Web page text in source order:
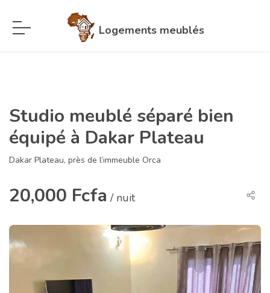
Logements meublés
Studio meublé séparé bien
équipé à Dakar Plateau
Dakar Plateau, près de l’immeuble Orca
20,000 Fcfa / nuit